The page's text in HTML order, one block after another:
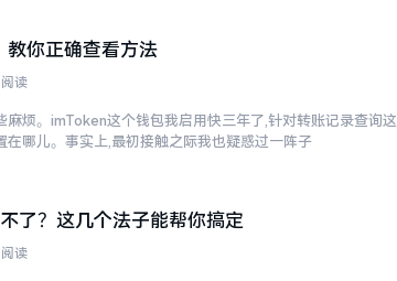
教你正确查看方法
读
麻烦。imToken这个钱包我启用快三年了,针对转账记录查询这
在哪儿。事实上,最初接触之际我也疑惑过一阵子
了？这几个法子能帮你搞定
读